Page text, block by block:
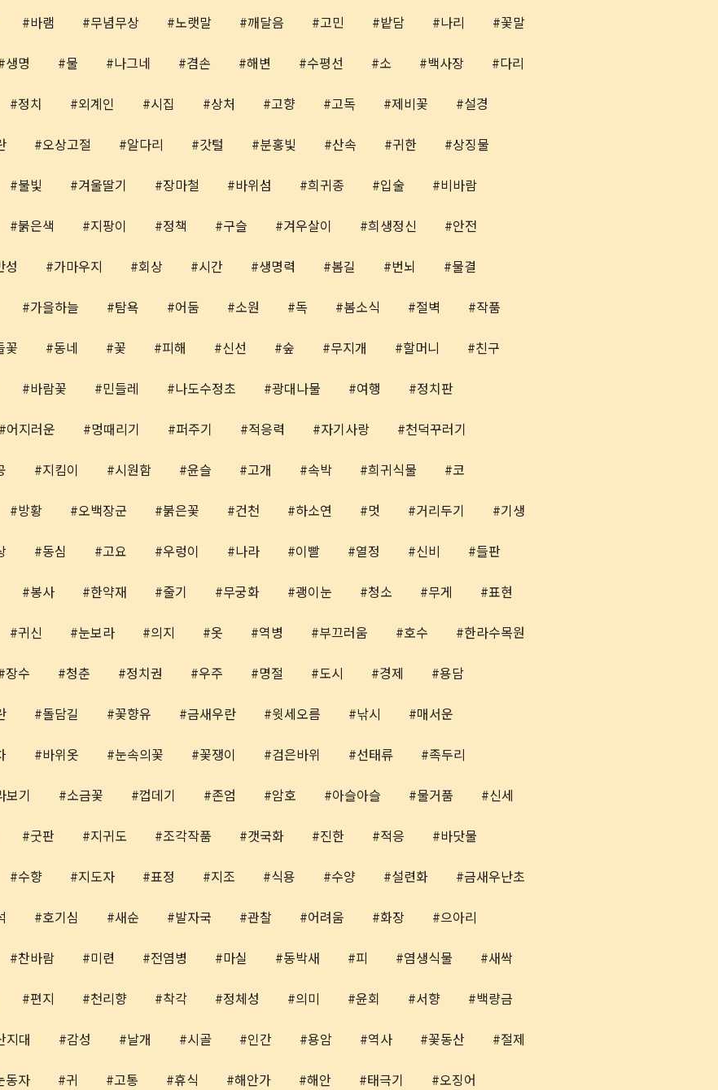
바램 무념무상 노랫말 깨달음 고민 밭담 나리 꽃말
생명 물 나그네 겸손 해변 수평선 소 백사장 다리
정치 외계인 시집 상처 고향 고독 제비꽃 설경
오상고절 알다리 갓털 분홍빛 산속 귀한 상징물
불빛 겨울딸기 장마철 바위섬 희귀종 입술 비바람
붉은색 지팡이 정책 구슬 겨우살이 희생정신 안전
성 가마우지 회상 시간 생명력 봄길 번뇌 물결
가을하늘 탐욕 어둠 소원 독 봄소식 절벽 작품
꽃 동네 꽃 피해 신선 숲 무지개 할머니 친구
바람꽃 민들레 나도수정초 광대나물 여행 정치판
어지러운 멍때리기 퍼주기 적응력 자기사랑 천덕꾸러기
지킴이 시원함 윤슬 고개 속박 희귀식물 코
방황 오백장군 붉은꽃 건천 하소연 멋 거리두기 기생
동심 고요 우렁이 나라 이빨 열정 신비 들판
봉사 한약재 줄기 무궁화 괭이눈 청소 무게 표현
귀신 눈보라 의지 옷 역병 부끄러움 호수 한라수목원
장수 청춘 정치권 우주 명절 도시 경제 용담
돌담길 꽃향유 금새우란 윗세오름 낚시 매서운
바위옷 눈속의꽃 꽃쟁이 검은바위 선태류 족두리
보기 소금꽃 껍데기 존엄 암호 아슬아슬 물거품 신세
굿판 지귀도 조각작품 갯국화 진한 적응 바닷물
수향 지도자 표정 지조 식용 수양 설련화 금새우난초
호기심 새순 발자국 관찰 어려움 화장 으아리
찬바람 미련 전염병 마실 동박새 피 염생식물 새싹
편지 천리향 착각 정체성 의미 윤회 서향 백량금
지대 감성 날개 시골 인간 용암 역사 꽃동산 절제
동자 귀 고통 휴식 해안가 해안 태극기 오징어